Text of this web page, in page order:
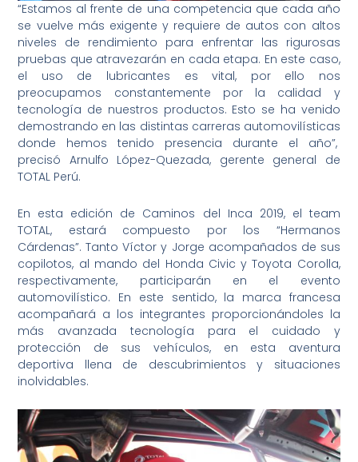
“Estamos al frente de una competencia que cada año
se vuelve más exigente y requiere de autos con altos
niveles de rendimiento para enfrentar las rigurosas
pruebas que atravezarán en cada etapa. En este caso,
el uso de lubricantes es vital, por ello nos
preocupamos constantemente por la calidad y
tecnología de nuestros productos. Esto se ha venido
demostrando en las distintas carreras automovilísticas
donde hemos tenido presencia durante el año”,
precisó Arnulfo López-Quezada, gerente general de
TOTAL Perú.
En esta edición de Caminos del Inca 2019, el team
TOTAL, estará compuesto por los “Hermanos
Cárdenas”. Tanto Víctor y Jorge acompañados de sus
copilotos, al mando del Honda Civic y Toyota Corolla,
respectivamente, participarán en el evento
automovilístico. En este sentido, la marca francesa
acompañará a los integrantes proporcionándoles la
más avanzada tecnología para el cuidado y
protección de sus vehículos, en esta aventura
deportiva llena de descubrimientos y situaciones
inolvidables.